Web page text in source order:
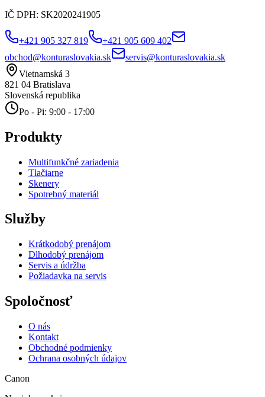
IČ DPH: SK2020241905
+421 905 327 819
+421 905 609 402
obchod@konturaslovakia.sk
servis@konturaslovakia.sk
Vietnamská 3
821 04 Bratislava
Slovenská republika
Po - Pi: 9:00 - 17:00
Produkty
Multifunkčné zariadenia
Tlačiarne
Skenery
Spotrebný materiál
Služby
Krátkodobý prenájom
Dlhodobý prenájom
Servis a údržba
Požiadavka na servis
Spoločnosť
O nás
Kontakt
Obchodné podmienky
Ochrana osobných údajov
Canon